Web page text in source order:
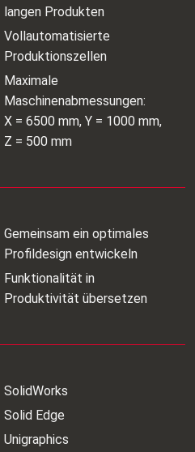
langen Produkten
Vollautomatisierte
Produktionszellen
Maximale
Maschinenabmessungen:
X = 6500 mm, Y = 1000 mm,
Z = 500 mm
Gemeinsam ein optimales
Profildesign entwickeln
Funktionalität in
Produktivität übersetzen
SolidWorks
Solid Edge
Unigraphics